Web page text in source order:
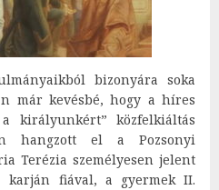
bizonyára soka
már kevésbé, hogy a híres
királyunkért” közfelkiáltás
hangzott el a Pozsonyi
Terézia személyesen jelent
karján fiával, a gyermek II.